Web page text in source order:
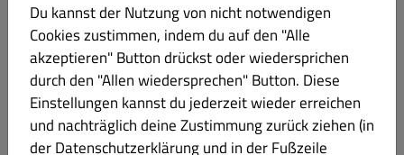
With tuna, and onions
Du kannst der Nutzung von nicht notwendigen
Cookies zustimmen, indem du auf den "Alle
akzeptieren" Button drückst oder wiedersprichen
durch den "Allen wiedersprechen" Button. Diese
Einstellungen kannst du jederzeit wieder erreichen
und nachträglich deine Zustimmung zurück ziehen (in
der Datenschutzerklärung und in der Fußzeile